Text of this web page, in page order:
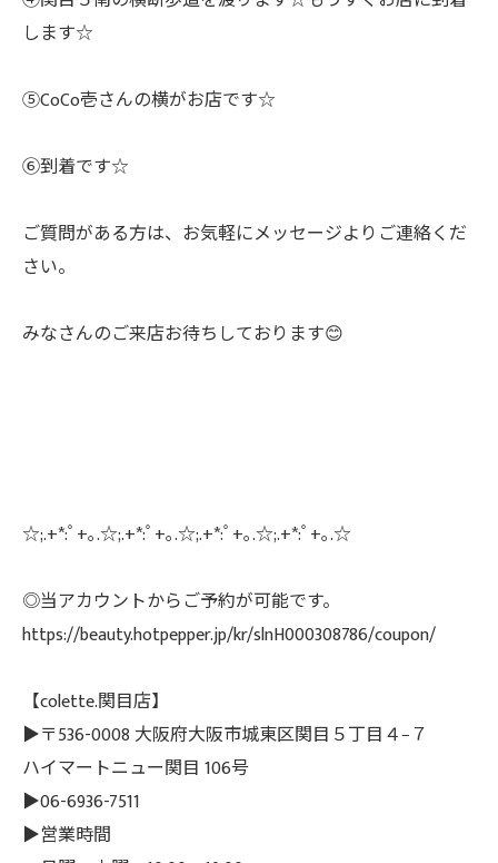
します☆
⑤CoCo壱さんの横がお店です☆
⑥到着です☆
ご質問がある方は、お気軽にメッセージよりご連絡くだ
さい。
みなさんのご来店お待ちしております😊
☆;.+*:ﾟ+｡.☆;.+*:ﾟ+｡.☆;.+*:ﾟ+｡.☆;.+*:ﾟ+｡.☆
◎当アカウントからご予約が可能です。
https://beauty.hotpepper.jp/kr/slnH000308786/coupon/
【colette.関目店】
▶〒536-0008 大阪府大阪市城東区関目５丁目４−７
ハイマートニュー関目 106号
▶06-6936-7511
▶営業時間